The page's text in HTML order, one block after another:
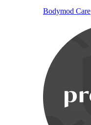
Bodymod Care